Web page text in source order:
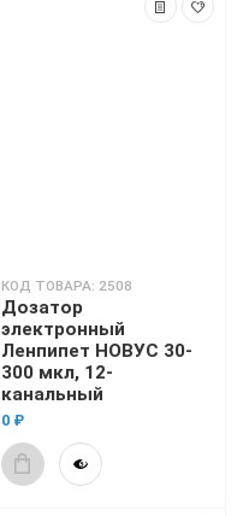
КОД ТОВАРА: 2508
Дозатор
электронный
Ленпипет НОВУС 30-
300 мкл, 12-
канальный
0 ₽